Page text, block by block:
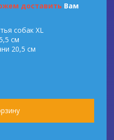
доставить Вам
собак XL
см
20,5 см